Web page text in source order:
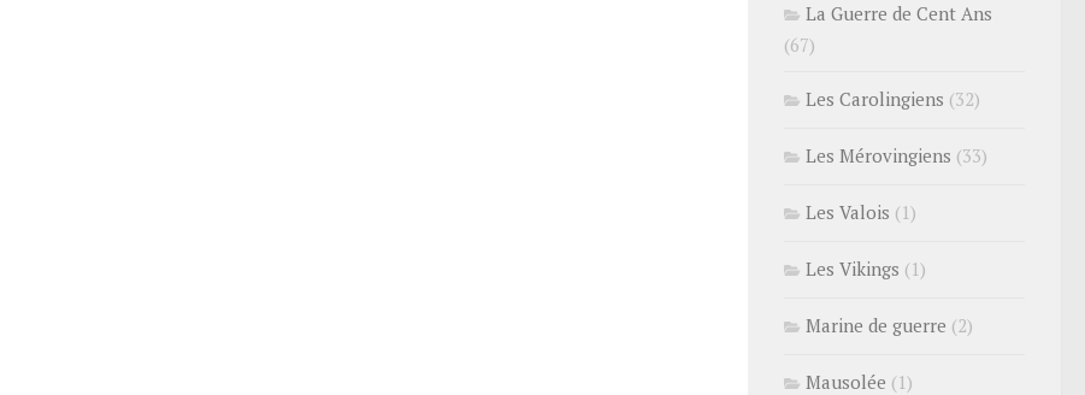
La Guerre de Cent Ans
(67)
Les Carolingiens (32)
Les Mérovingiens (33)
Les Valois (1)
Les Vikings (1)
Marine de guerre (2)
Mausolée (1)